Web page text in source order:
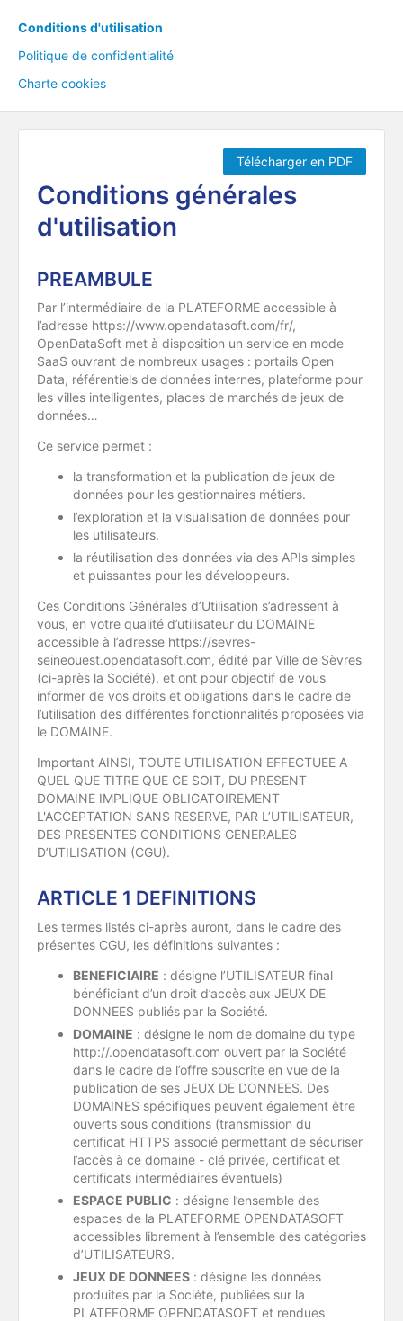
Conditions d'utilisation
Politique de confidentialité
Charte cookies
Télécharger en PDF
Conditions générales
d'utilisation
PREAMBULE
Par l’intermédiaire de la PLATEFORME accessible à
l’adresse https://www.opendatasoft.com/fr/,
OpenDataSoft met à disposition un service en mode
SaaS ouvrant de nombreux usages : portails Open
Data, référentiels de données internes, plateforme pour
les villes intelligentes, places de marchés de jeux de
données…
Ce service permet :
la transformation et la publication de jeux de
données pour les gestionnaires métiers.
l’exploration et la visualisation de données pour
les utilisateurs.
la réutilisation des données via des APIs simples
et puissantes pour les développeurs.
Ces Conditions Générales d’Utilisation s’adressent à
vous, en votre qualité d’utilisateur du DOMAINE
accessible à l’adresse https://sevres-
seineouest.opendatasoft.com, édité par Ville de Sèvres
(ci-après la Société), et ont pour objectif de vous
informer de vos droits et obligations dans le cadre de
l’utilisation des différentes fonctionnalités proposées via
le DOMAINE.
Important AINSI, TOUTE UTILISATION EFFECTUEE A
QUEL QUE TITRE QUE CE SOIT, DU PRESENT
DOMAINE IMPLIQUE OBLIGATOIREMENT
L'ACCEPTATION SANS RESERVE, PAR L’UTILISATEUR,
DES PRESENTES CONDITIONS GENERALES
D’UTILISATION (CGU).
ARTICLE 1 DEFINITIONS
Les termes listés ci-après auront, dans le cadre des
présentes CGU, les définitions suivantes :
BENEFICIAIRE : désigne l’UTILISATEUR final
bénéficiant d’un droit d’accès aux JEUX DE
DONNEES publiés par la Société.
DOMAINE : désigne le nom de domaine du type
http://.opendatasoft.com ouvert par la Société
dans le cadre de l’offre souscrite en vue de la
publication de ses JEUX DE DONNEES. Des
DOMAINES spécifiques peuvent également être
ouverts sous conditions (transmission du
certificat HTTPS associé permettant de sécuriser
l’accès à ce domaine - clé privée, certificat et
certificats intermédiaires éventuels)
ESPACE PUBLIC : désigne l’ensemble des
espaces de la PLATEFORME OPENDATASOFT
accessibles librement à l’ensemble des catégories
d’UTILISATEURS.
JEUX DE DONNEES : désigne les données
produites par la Société, publiées sur la
PLATEFORME OPENDATASOFT et rendues